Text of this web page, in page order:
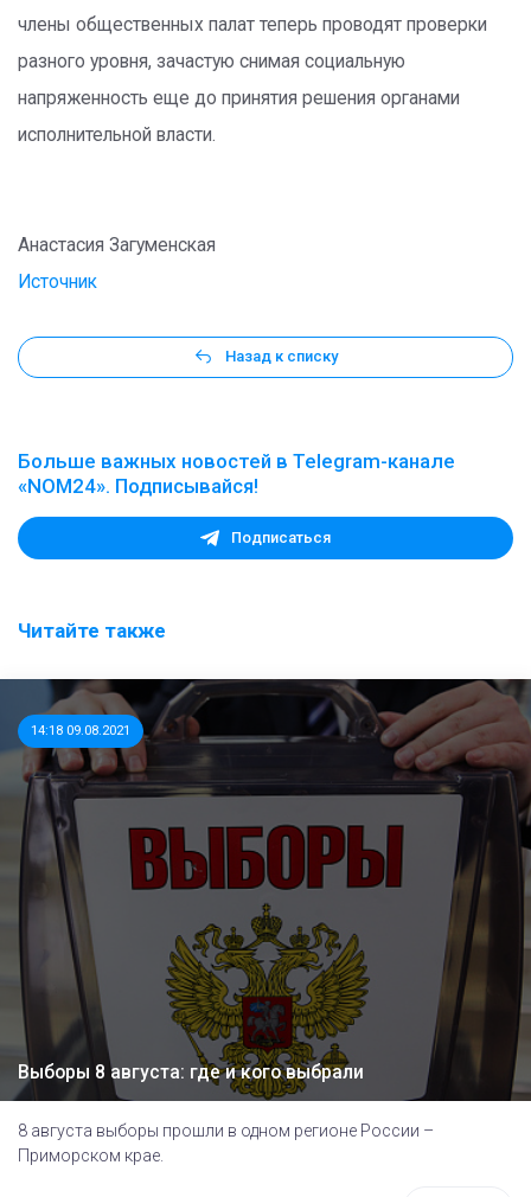
члены общественных палат теперь проводят проверки
разного уровня, зачастую снимая социальную
напряженность еще до принятия решения органами
исполнительной власти.
Анастасия Загуменская
Источник
Назад к списку
Больше важных новостей в Telegram-канале
«NOM24». Подписывайся!
Подписаться
Читайте также
14:18 09.08.2021
Выборы 8 августа: где и кого выбрали
8 августа выборы прошли в одном регионе России –
Приморском крае.